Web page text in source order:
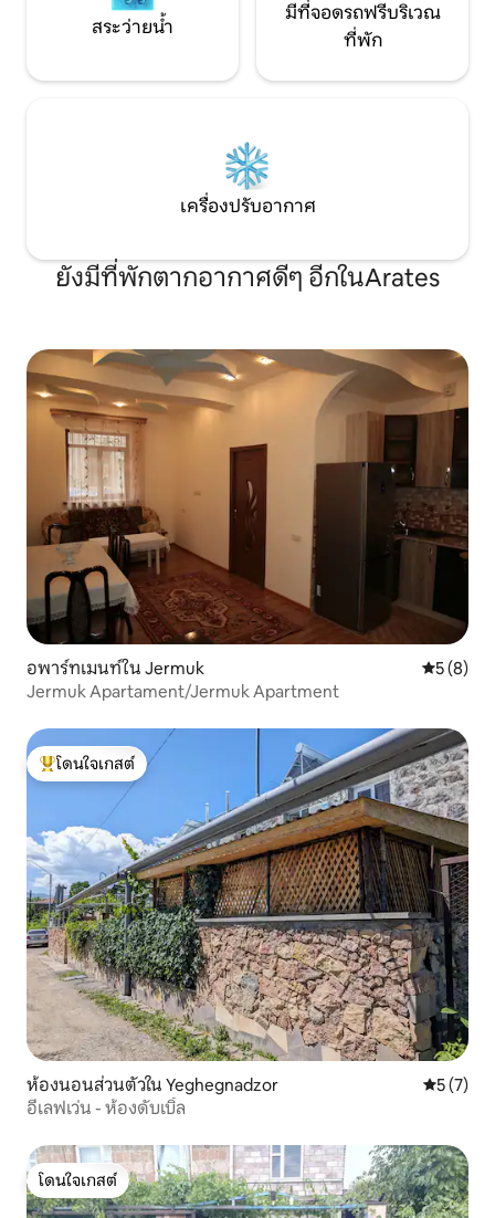
สระว่ายน้ำ
มีที่จอดรถฟรีบริเวณ
ที่พัก
เครื่องปรับอากาศ
ยังมีที่พักตากอากาศดีๆ อีกในArates
อพาร์ทเมนท์ใน Jermuk คะแนนเฉ
5 (8)
Jermuk Apartament/Jermuk Apartment
โดนใจเกสต์ที่สุด
โดนใจเกสต์
ห้องนอนส่วนตัวใน Yeghegnadzor คะแนนเฉ
5 (7)
อีเลฟเว่น - ห้องดับเบิ้ล
โดนใจเกสต์
โดนใจเกสต์